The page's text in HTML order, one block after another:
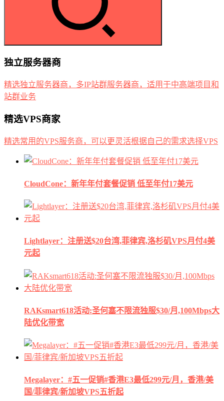
独立服务器商
精选独立服务器商，多IP站群服务器商，适用于中高端项目和
站群业务
精选VPS商家
精选常用的VPS服务商，可以更灵活根据自己的需求选择VPS
CloudCone：新年年付套餐促销 低至年付17美元
Lightlayer：注册送$20台湾,菲律宾,洛杉矶VPS月付4美
元起
RAKsmart618活动:圣何塞不限流独服$30/月,100Mbps大
陆优化带宽
Megalayer：#五一促销#香港E3最低299元/月，香港/美
国/菲律宾/新加坡VPS五折起